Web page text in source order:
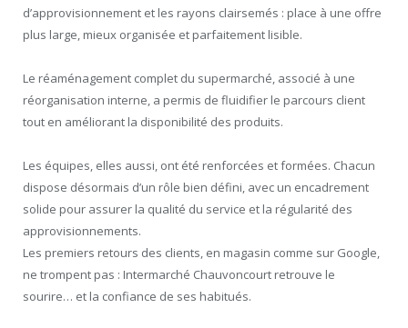
d’approvisionnement et les rayons clairsemés : place à une offre
plus large, mieux organisée et parfaitement lisible.
Le réaménagement complet du supermarché, associé à une
réorganisation interne, a permis de fluidifier le parcours client
tout en améliorant la disponibilité des produits.
Les équipes, elles aussi, ont été renforcées et formées. Chacun
dispose désormais d’un rôle bien défini, avec un encadrement
solide pour assurer la qualité du service et la régularité des
approvisionnements.
Les premiers retours des clients, en magasin comme sur Google,
ne trompent pas : Intermarché Chauvoncourt retrouve le
sourire… et la confiance de ses habitués.